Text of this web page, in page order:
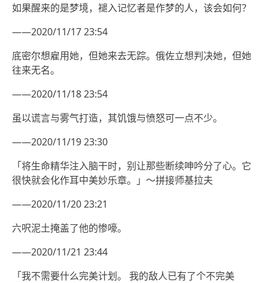
如果醒来的是梦境，褪入记忆者是作梦的人，该会如何？
——2020/11/17 23:54
底密尔想雇用她，但她来去无踪。俄佐立想判决她，但她
往来无名。
——2020/11/18 23:54
虽以谎言与雾气打造，其饥饿与愤怒可一点不少。
——2020/11/19 23:30
「将生命精华注入脑干时，别让那些断续呻吟分了心。它
很快就会化作耳中美妙乐章。」～拼接师基拉夫
——2020/11/20 23:21
六呎泥土掩盖了他的惨嚎。
——2020/11/21 23:44
「我不需要什么完美计划。 我的敌人已有了个不完美